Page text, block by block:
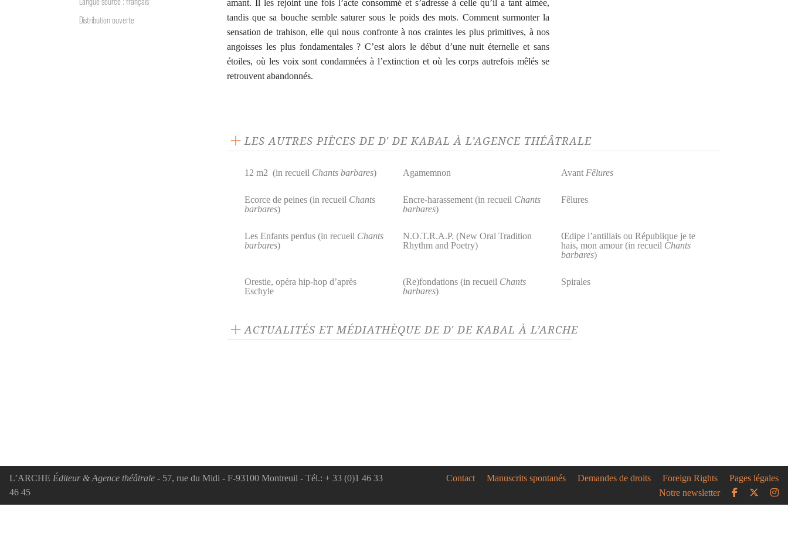
Distribution ouverte
amant. Il les rejoint une fois l’acte consommé et s’adresse à celle qu’il a tant aimée,
tandis que sa bouche semble saturer sous le poids des mots. Comment surmonter la
sensation de trahison, elle qui nous confronte à nos craintes les plus primitives, à nos
angoisses les plus fondamentales ? C’est alors le début d’une nuit éternelle et sans
étoiles, où les voix sont condamnées à l’extinction et où les corps autrefois mêlés se
retrouvent abandonnés.
LES AUTRES PIÈCES DE D' DE KABAL À L’AGENCE THÉÂTRALE
12 m2 (in recueil Chants barbares) Agamemnon Avant Fêlures
Ecorce de peines (in recueil Chants
barbares)
Encre-harassement (in recueil Chants
barbares)
Fêlures
Les Enfants perdus (in recueil Chants
barbares)
N.O.T.R.A.P. (New Oral Tradition
Rhythm and Poetry)
Œdipe l’antillais ou République je te
hais, mon amour (in recueil Chants
barbares)
Orestie, opéra hip-hop d’après
Eschyle
(Re)fondations (in recueil Chants
barbares)
Spirales
ACTUALITÉS ET MÉDIATHÈQUE DE D' DE KABAL À L’ARCHE
L’ARCHE Éditeur & Agence théâtrale - 57, rue du Midi - F-93100 Montreuil - Tél.: + 33 (0)1 46 33
46 45
Contact Manuscrits spontanés Demandes de droits Foreign Rights
Pages légales
Notre newsletter